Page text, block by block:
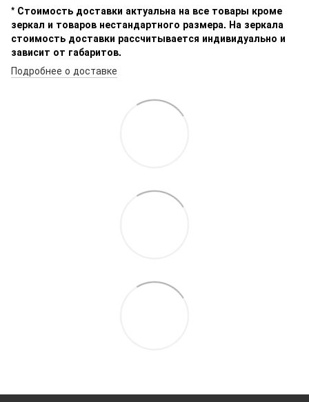
* Стоимость доставки актуальна на все товары кроме
зеркал и товаров нестандартного размера. На зеркала
стоимость доставки рассчитывается индивидуально и
зависит от габаритов.
Подробнее о доставке